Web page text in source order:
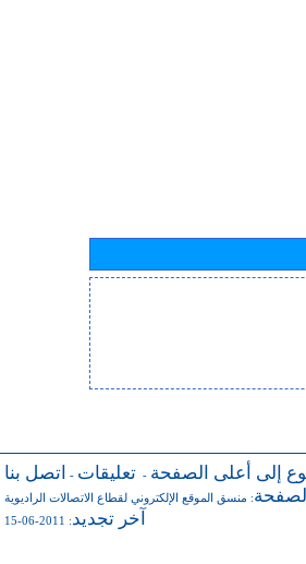
إلى أعلى الصفحة - تعليقات - اتصل بنا
: منسق الموقع الإلكتروني لقطاع الاتصالات الراديوية
آخر تجديد: 2011-06-15